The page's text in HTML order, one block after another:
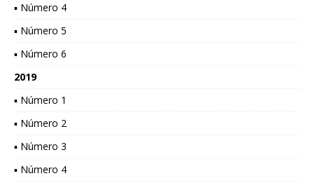
▪ Número 4
▪ Número 5
▪ Número 6
2019
▪ Número 1
▪ Número 2
▪ Número 3
▪ Número 4